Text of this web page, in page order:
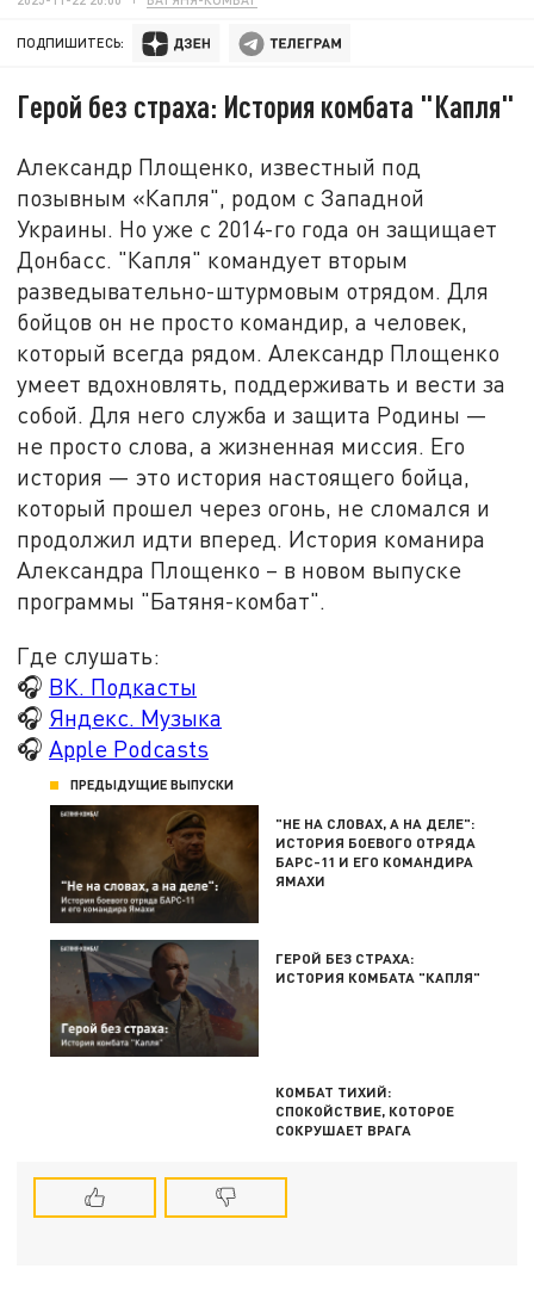
ПОДПИШИТЕСЬ:
Герой без страха: История комбата "Капля"
Александр Площенко, известный под
позывным «Капля", родом с Западной
Украины. Но уже с 2014-го года он защищает
Донбасс. "Капля" командует вторым
разведывательно-штурмовым отрядом. Для
бойцов он не просто командир, а человек,
который всегда рядом. Александр Площенко
умеет вдохновлять, поддерживать и вести за
собой. Для него служба и защита Родины —
не просто слова, а жизненная миссия. Его
история — это история настоящего бойца,
который прошел через огонь, не сломался и
продолжил идти вперед. История команира
Александра Площенко – в новом выпуске
программы "Батяня-комбат".
Где слушать:
🎧 ВК. Подкасты
🎧 Яндекс. Музыка
🎧 Apple Podcasts
ПРЕДЫДУЩИЕ ВЫПУСКИ
"НЕ НА СЛОВАХ, А НА ДЕЛЕ":
ИСТОРИЯ БОЕВОГО ОТРЯДА
БАРС-11 И ЕГО КОМАНДИРА
ЯМАХИ
ГЕРОЙ БЕЗ СТРАХА:
ИСТОРИЯ КОМБАТА "КАПЛЯ"
КОМБАТ ТИХИЙ:
СПОКОЙСТВИЕ, КОТОРОЕ
СОКРУШАЕТ ВРАГА